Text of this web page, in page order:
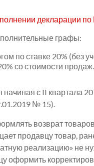
декларации
графы:
по ставке 20% (без
со стоимости продаж.
с II квартала
№ 15).
возврат
продавцу товар,
реализацию» не
оформить